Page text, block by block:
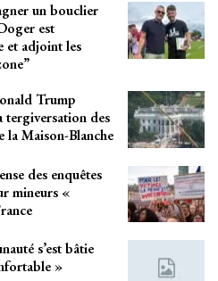
un bouclier
est
et adjoint les
Trump
des
la Maison-Blanche
des enquêtes
mineurs «
s’est bâtie
»